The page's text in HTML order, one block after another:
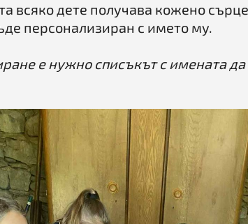
всяко дете получава кожено
персонализиран с името му.
е нужно списъкът с имената